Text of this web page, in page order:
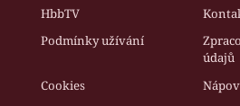
HbbTV
Podmínky užívání
údajů
Cookies